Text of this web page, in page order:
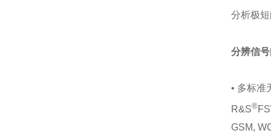
分析极
分辨信
• 多标准
R&S®
GSM,